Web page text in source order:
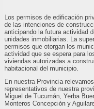
Los permisos de edificación
de las intenciones de
anticipando la futura actividad
unidades inmobiliarias. La
permisos que otorgan los
actividad que se espera para
viviendas autorizadas a
habitacional del municipio.
En nuestra Provincia
representativos de nuestra
Miguel de Tucumán, Yerba
Monteros Concepción y